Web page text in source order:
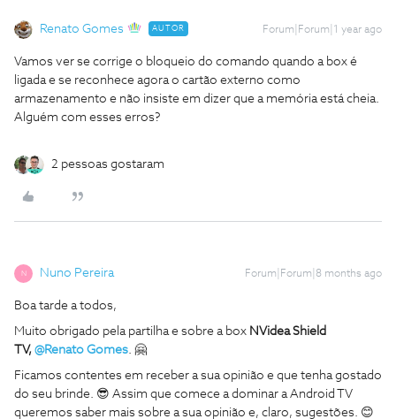
Renato Gomes AUTOR Forum|Forum|1 year ago
Vamos ver se corrige o bloqueio do comando quando a box é
ligada e se reconhece agora o cartão externo como
armazenamento e não insiste em dizer que a memória está cheia.
Alguém com esses erros?
2 pessoas gostaram
N Nuno Pereira Forum|Forum|8 months ago
Boa tarde a todos,
Muito obrigado pela partilha e sobre a box NVidea Shield
TV, @Renato Gomes. 🤗
Ficamos contentes em receber a sua opinião e que tenha gostado
do seu brinde. 😎 Assim que comece a dominar a Android TV
queremos saber mais sobre a sua opinião e, claro, sugestões. 😊